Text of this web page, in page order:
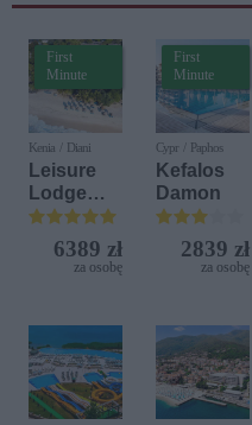
First
Minute
Kenia / Diani
Leisure
Lodge
Beach &
Golf
Resort by
6389 zł
za osobę
First
Minute
Cypr / Paphos
Kefalos
Damon
2839 zł
za osobę